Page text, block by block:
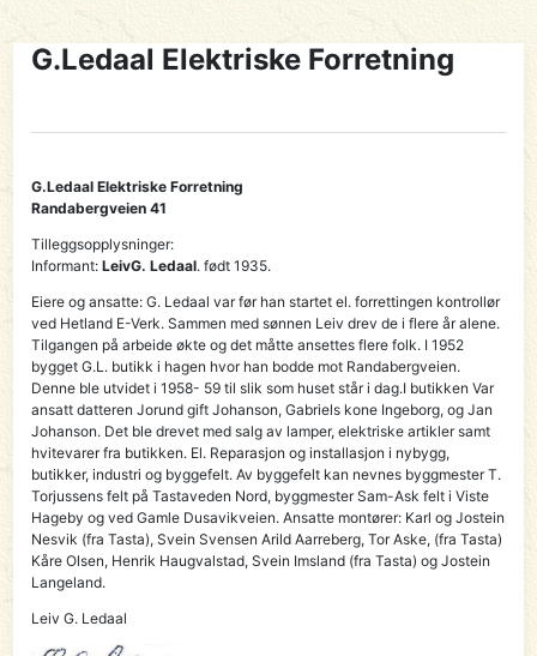
G.Ledaal Elektriske Forretning
G.Ledaal Elektriske Forretning
Randabergveien 41
Tilleggsopplysninger:
Informant:LeivG. Ledaal. født 1935.
Eiere og ansatte: G. Ledaal var før han startet el. forrettingen kontrollør
ved Hetland E-Verk. Sammen med sønnen Leiv drev de i flere år alene.
Tilgangen på arbeide økte og det måtte ansettes flere folk. I 1952
bygget G.L. butikk i hagen hvor han bodde mot Randabergveien.
Denne ble utvidet i 1958- 59 til slik som huset står i dag.I butikken Var
ansatt datteren Jorund gift Johanson, Gabriels kone Ingeborg, og Jan
Johanson. Det ble drevet med salg av lamper, elektriske artikler samt
hvitevarer fra butikken. El. Reparasjon og installasjon i nybygg,
butikker, industri og byggefelt. Av byggefelt kan nevnes byggmester T.
Torjussens felt på Tastaveden Nord, byggmester Sam-Ask felt i Viste
Hageby og ved Gamle Dusavikveien. Ansatte montører: Karl og Jostein
Nesvik (fra Tasta), Svein Svensen Arild Aarreberg, Tor Aske, (fra Tasta)
Kåre Olsen, Henrik Haugvalstad, Svein Imsland (fra Tasta) og Jostein
Langeland.
Leiv G. Ledaal